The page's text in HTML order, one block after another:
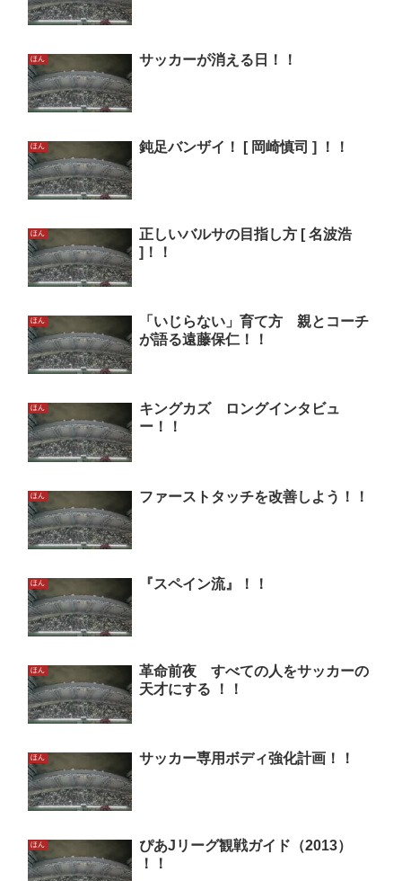
ほん サッカーが消える日！！
ほん 鈍足バンザイ！ [ 岡崎慎司 ] ！！
ほん
正しいバルサの目指し方 [ 名波浩
]！！
ほん
「いじらない」育て方 親とコーチ
が語る遠藤保仁！！
ほん
キングカズ ロングインタビュ
ー！！
ほん ファーストタッチを改善しよう！！
ほん 『スペイン流』！！
ほん
革命前夜 すべての人をサッカーの
天才にする ！！
ほん サッカー専用ボディ強化計画！！
ほん
ぴあJリーグ観戦ガイド（2013）
！！